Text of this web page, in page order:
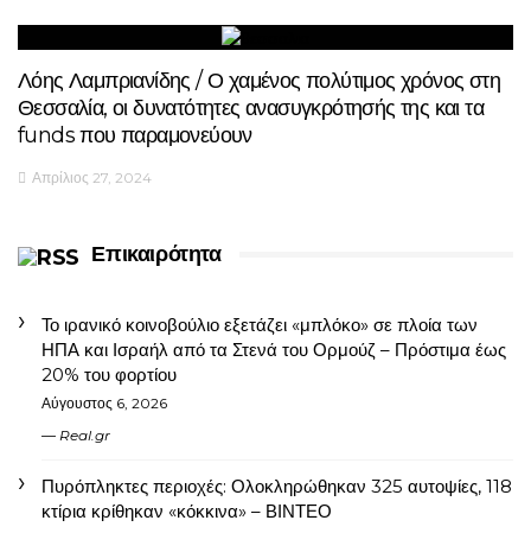
Λόης Λαμπριανίδης / Ο χαμένος πολύτιμος χρόνος στη
Θεσσαλία, οι δυνατότητες ανασυγκρότησής της και τα
funds που παραμονεύουν
Απρίλιος 27, 2024
Επικαιρότητα
Το ιρανικό κοινοβούλιο εξετάζει «μπλόκο» σε πλοία των
ΗΠΑ και Ισραήλ από τα Στενά του Ορμούζ – Πρόστιμα έως
20% του φορτίου
Αύγουστος 6, 2026
Real.gr
Πυρόπληκτες περιοχές: Ολοκληρώθηκαν 325 αυτοψίες, 118
κτίρια κρίθηκαν «κόκκινα» – ΒΙΝΤΕΟ